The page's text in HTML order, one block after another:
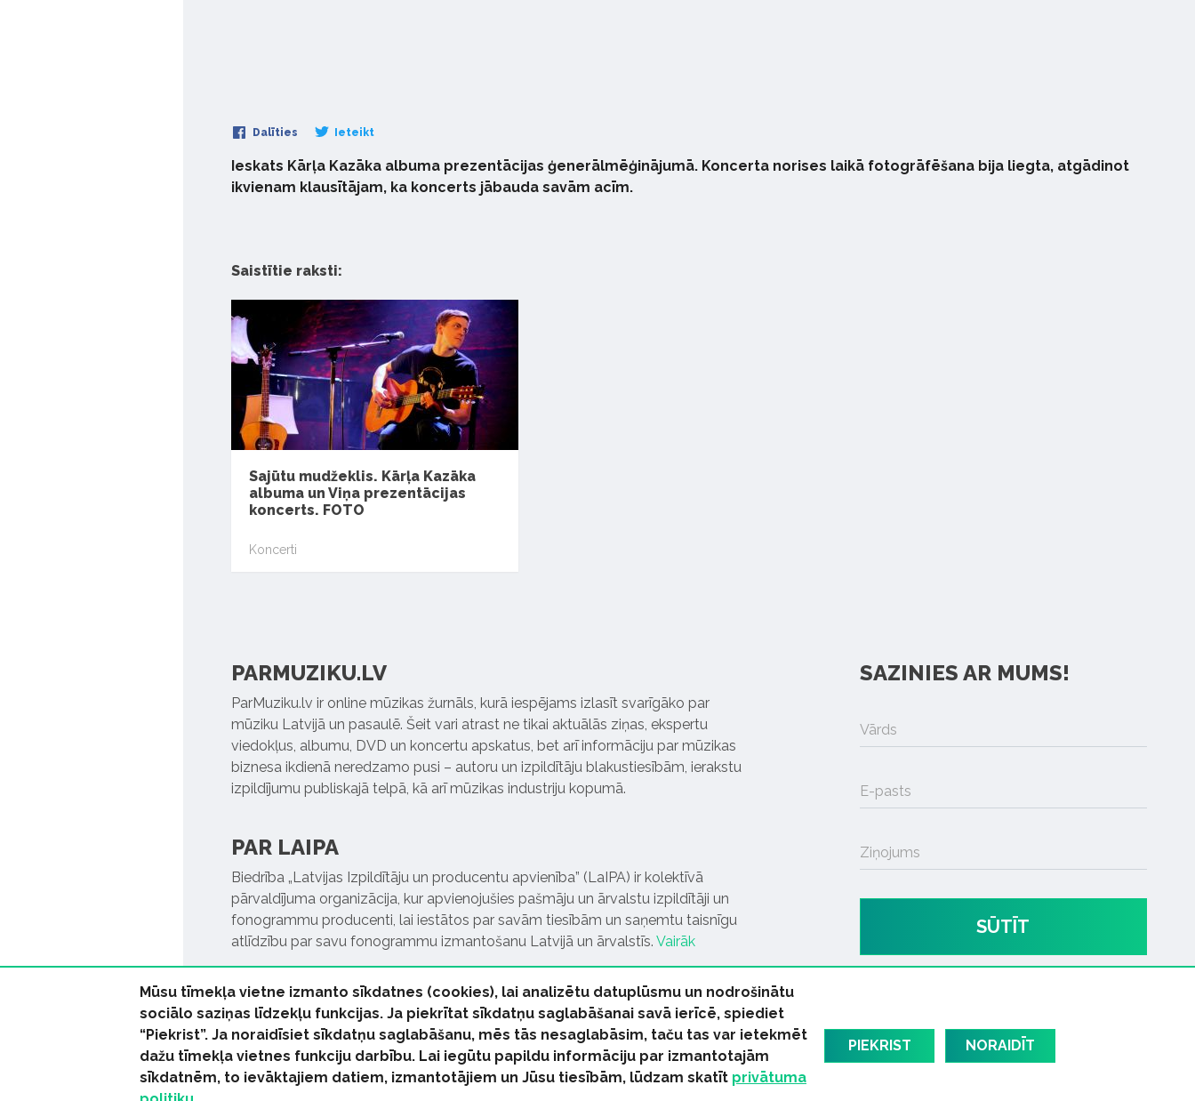
Dalīties Ieteikt
Ieskats Kārļa Kazāka albuma prezentācijas ģenerālmēģinājumā. Koncerta norises laikā fotogrāfēšana bija liegta, atgādinot
ikvienam klausītājam, ka koncerts jābauda savām acīm.
Saistītie raksti:
Sajūtu mudžeklis. Kārļa Kazāka
albuma un Viņa prezentācijas
koncerts. FOTO
Koncerti
PARMUZIKU.LV
ParMuziku.lv ir online mūzikas žurnāls, kurā iespējams izlasīt svarīgāko par
mūziku Latvijā un pasaulē. Šeit vari atrast ne tikai aktuālās ziņas, ekspertu
viedokļus, albumu, DVD un koncertu apskatus, bet arī informāciju par mūzikas
biznesa ikdienā neredzamo pusi – autoru un izpildītāju blakustiesībām, ierakstu
izpildījumu publiskajā telpā, kā arī mūzikas industriju kopumā.
PAR LAIPA
Biedrība „Latvijas Izpildītāju un producentu apvienība” (LaIPA) ir kolektīvā
pārvaldījuma organizācija, kur apvienojušies pašmāju un ārvalstu izpildītāji un
fonogrammu producenti, lai iestātos par savām tiesībām un saņemtu taisnīgu
atlīdzību par savu fonogrammu izmantošanu Latvijā un ārvalstīs. Vairāk
SAZINIES AR MUMS!
Vārds
E-pasts
Ziņojums
SŪTĪT
© 2026 parmuziku.lv, visas tiesības paturētas
Mūsu tīmekļa vietne izmanto sīkdatnes (cookies), lai analizētu datuplūsmu un nodrošinātu
sociālo saziņas līdzekļu funkcijas. Ja piekrītat sīkdatņu saglabāšanai savā ierīcē, spiediet
“Piekrist”. Ja noraidīsiet sīkdatņu saglabāšanu, mēs tās nesaglabāsim, taču tas var ietekmēt
dažu tīmekļa vietnes funkciju darbību. Lai iegūtu papildu informāciju par izmantotajām
sīkdatnēm, to ievāktajiem datiem, izmantotājiem un Jūsu tiesībām, lūdzam skatīt privātuma
PIEKRIST NORAIDĪT